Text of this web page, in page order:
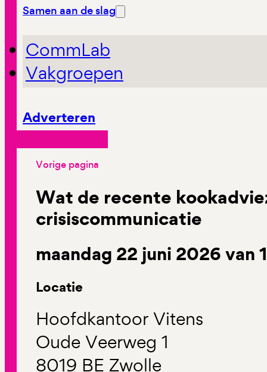
Samen aan de slag
CommLab
Vakgroepen
Adverteren
Vorige pagina
Wat de recente
crisiscommunicatie
maandag 22 juni 2026 van
Locatie
Hoofdkantoor Vitens
Oude Veerweg 1
8019 BE Zwolle